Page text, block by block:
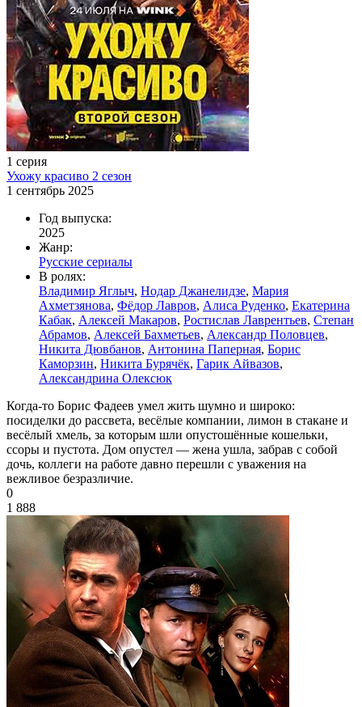
1 серия
Ухожу красиво 2 сезон
1 сентябрь 2025
Год выпуска:
2025
Жанр:
Русские сериалы
В ролях:
Владимир Яглыч, Нодар Джанелидзе, Мария
Ахметзянова, Фёдор Лавров, Алиса Руденко, Екатерина
Кабак, Алексей Макаров, Ростислав Лаврентьев, Степан
Абрамов, Алексей Бахметьев, Александр Половцев,
Никита Дювбанов, Антонина Паперная, Борис
Каморзин, Никита Бурячёк, Гарик Айвазов,
Александрина Олексюк
Когда-то Борис Фадеев умел жить шумно и широко:
посиделки до рассвета, весёлые компании, лимон в стакане и
весёлый хмель, за которым шли опустошённые кошельки,
ссоры и пустота. Дом опустел — жена ушла, забрав с собой
дочь, коллеги на работе давно перешли с уважения на
вежливое безразличие.
0
1 888